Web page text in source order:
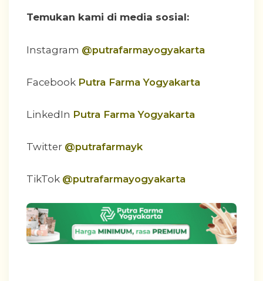
Temukan kami di media sosial:
Instagram @putrafarmayogyakarta
Facebook Putra Farma Yogyakarta
LinkedIn Putra Farma Yogyakarta
Twitter @putrafarmayk
TikTok @putrafarmayogyakarta